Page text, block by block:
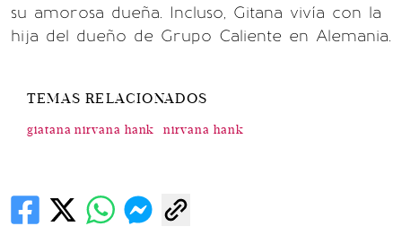
su amorosa dueña. Incluso, Gitana vivía con la
hija del dueño de Grupo Caliente en Alemania.
TEMAS RELACIONADOS
giatana nirvana hank nirvana hank